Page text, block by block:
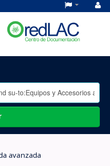
avanzada